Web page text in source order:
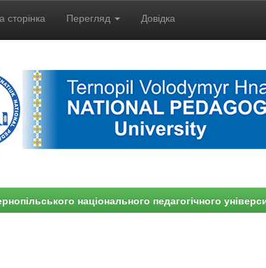
сторінка Перегляд Довідка
національного педагогічного